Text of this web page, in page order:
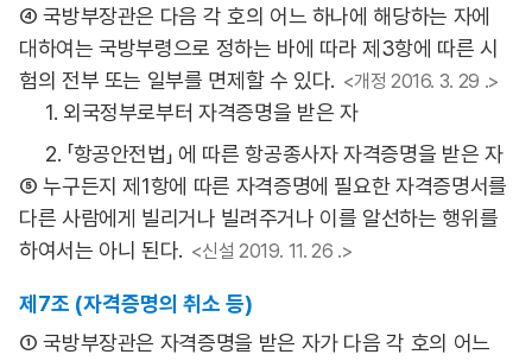
④ 국방부장관은 다음 각 호의 어느 하나에 해당하는 자에
대하여는 국방부령으로 정하는 바에 따라 제3항에 따른 시
험의 전부 또는 일부를 면제할 수 있다. <개정 2016. 3. 29 .>
1. 외국정부로부터 자격증명을 받은 자
2. 「항공안전법」 에 따른 항공종사자 자격증명을 받은 자
⑤ 누구든지 제1항에 따른 자격증명에 필요한 자격증명서를
다른 사람에게 빌리거나 빌려주거나 이를 알선하는 행위를
하여서는 아니 된다. <신설 2019. 11. 26 .>
제7조 (자격증명의 취소 등)
① 국방부장관은 자격증명을 받은 자가 다음 각 호의 어느